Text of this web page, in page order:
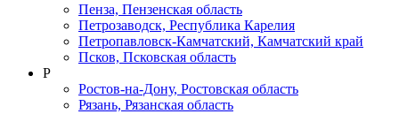
Пенза, Пензенская область
Петрозаводск, Республика Карелия
Петропавловск-Камчатский, Камчатский край
Псков, Псковская область
Р
Ростов-на-Дону, Ростовская область
Рязань, Рязанская область